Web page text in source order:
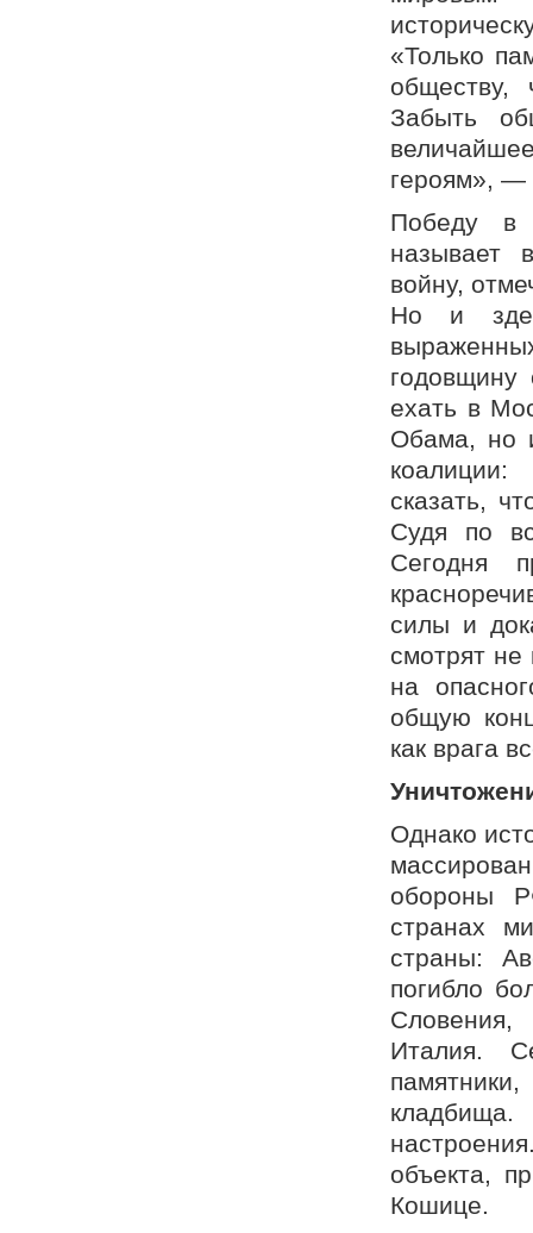
«Только
обществу,
Забыть
героям», —
Победу в
называет
войну,
Но и
годовщину
ехать в
Обама, но
сказать,
Судя по
Сегодня
силы и
смотрят не
на
общую
как врага
Однако
обороны
странах
страны:
погибло
Италия.
объекта,
Кошице.